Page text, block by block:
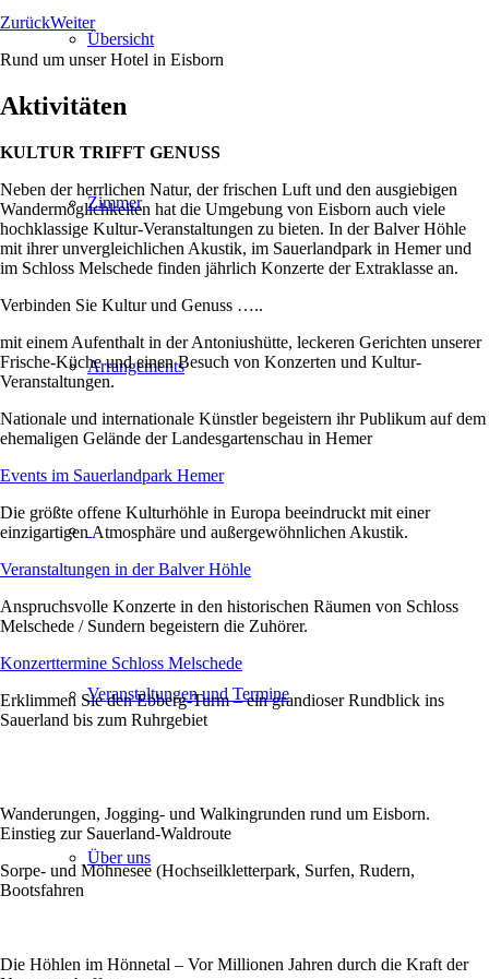
Übersicht
Zimmer
Arrangements
Veranstaltungen und Termine
Über uns
ZurückWeiter
Rund um unser Hotel in Eisborn
Aktivitäten
KULTUR TRIFFT GENUSS
Neben der herrlichen Natur, der frischen Luft und den ausgiebigen
Wandermöglichkeiten hat die Umgebung von Eisborn auch viele
hochklassige Kultur-Veranstaltungen zu bieten. In der Balver Höhle
mit ihrer unvergleichlichen Akustik, im Sauerlandpark in Hemer und
im Schloss Melschede finden jährlich Konzerte der Extraklasse an.
Verbinden Sie Kultur und Genuss …..
mit einem Aufenthalt in der Antoniushütte, leckeren Gerichten unserer
Frische-Küche und einen Besuch von Konzerten und Kultur-
Veranstaltungen.
Nationale und internationale Künstler begeistern ihr Publikum auf dem
ehemaligen Gelände der Landesgartenschau in Hemer
Events im Sauerlandpark Hemer
Die größte offene Kulturhöhle in Europa beeindruckt mit einer
einzigartigen Atmosphäre und außergewöhnlichen Akustik.
Veranstaltungen in der Balver Höhle
Anspruchsvolle Konzerte in den historischen Räumen von Schloss
Melschede / Sundern begeistern die Zuhörer.
Konzerttermine Schloss Melschede
Erklimmen Sie den Ebberg-Turm – ein grandioser Rundblick ins
Sauerland bis zum Ruhrgebiet
Wanderungen, Jogging- und Walkingrunden rund um Eisborn.
Einstieg zur Sauerland-Waldroute
Sorpe- und Möhnesee (Hochseilkletterpark, Surfen, Rudern,
Bootsfahren
Die Höhlen im Hönnetal – Vor Millionen Jahren durch die Kraft der